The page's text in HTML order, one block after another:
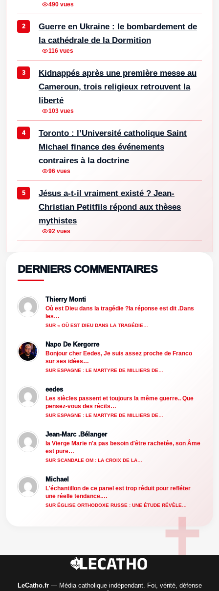
490 vues
Guerre en Ukraine : le bombardement de
la cathédrale de la Dormition
116 vues
Kidnappés après une première messe au
Cameroun, trois religieux retrouvent la
liberté
103 vues
Toronto : l’Université catholique Saint
Michael finance des événements
contraires à la doctrine
96 vues
Jésus a-t-il vraiment existé ? Jean-
Christian Petitfils répond aux thèses
mythistes
92 vues
DERNIERS COMMENTAIRES
Thierry Monti
Où est Dieu dans la tragédie ?la réponse est dit .Dans
les…
SUR « OÙ EST DIEU DANS LA TRAGÉDIE…
Napo De Kergorre
Bonjour cher Eedes, Je suis assez proche de Franco
sur ses idées…
SUR ESPAGNE : LE MARTYRE DE MILLIERS DE…
eedes
Les siècles passent et toujours la même guerre.. Que
pensez-vous des récits…
SUR ESPAGNE : LE MARTYRE DE MILLIERS DE…
Jean-Marc .Bélanger
la Vierge Marie n'a pas besoin d'être rachetée, son Âme
est pure…
SUR SCANDALE OM : LA CROIX DE LA…
Michael
L'échantillon de ce panel est trop réduit pour refléter
une réelle tendance.…
SUR ÉGLISE ORTHODOXE RUSSE : UNE ÉTUDE RÉVÈLE…
LeCatho.fr— Média catholique indépendant. Foi, vérité, défense